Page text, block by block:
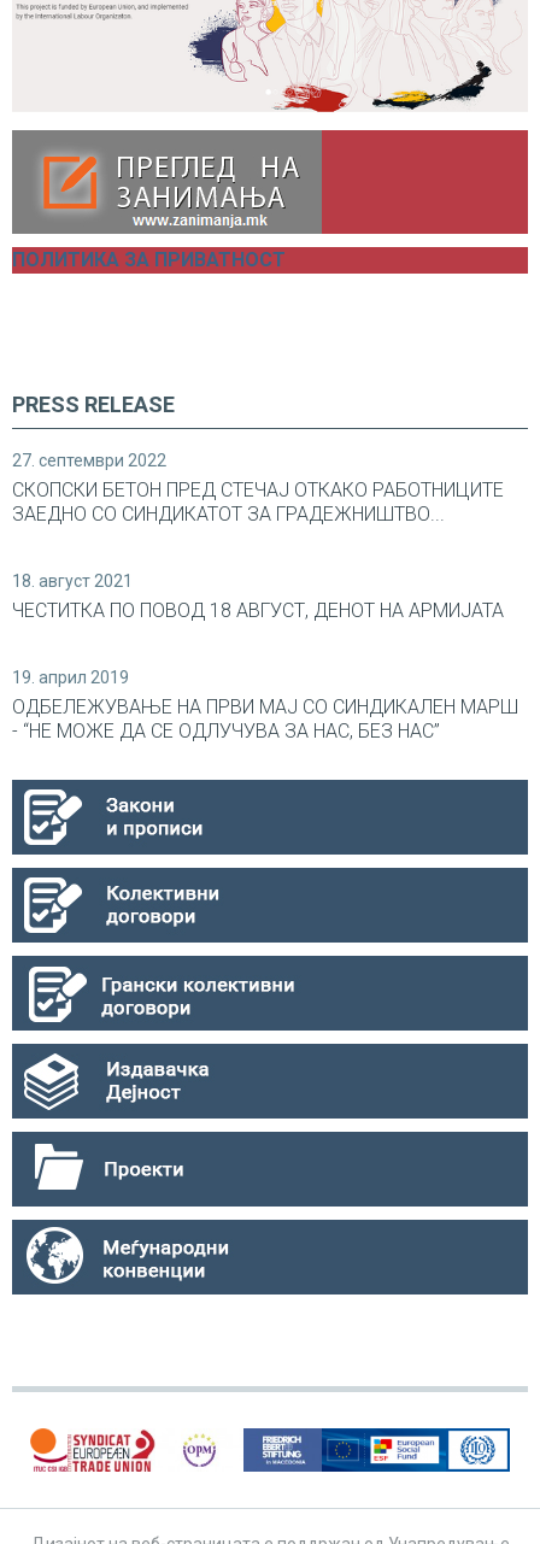
ПОЛИТИКА ЗА ПРИВАТНОСТ
PRESS RELEASE
27. септември 2022
СКОПСКИ БЕТОН ПРЕД СТЕЧАЈ ОТКАКО РАБОТНИЦИТЕ
ЗАЕДНО СО СИНДИКАТОТ ЗА ГРАДЕЖНИШТВО...
18. август 2021
ЧЕСТИТКА ПО ПОВОД 18 АВГУСТ, ДЕНОТ НА АРМИЈАТА
19. април 2019
ОДБЕЛЕЖУВАЊЕ НА ПРВИ МАЈ СО СИНДИКАЛEН МАРШ
- “НЕ МОЖЕ ДА СЕ ОДЛУЧУВА ЗА НАС, БЕЗ НАС”